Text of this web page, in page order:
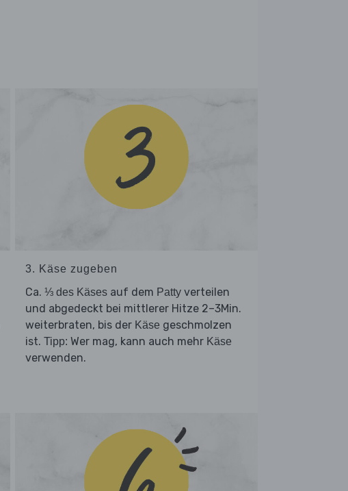
3. Käse zugeben
Ca. ⅓ des Käses auf dem Patty verteilen
und abgedeckt bei mittlerer Hitze 2–3Min.
weiterbraten, bis der Käse geschmolzen
ist. Tipp: Wer mag, kann auch mehr Käse
verwenden.